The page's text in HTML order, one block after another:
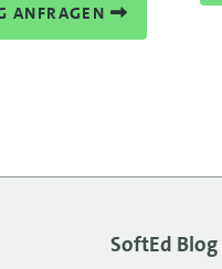
ANFRAGEN
SoftEd Blog